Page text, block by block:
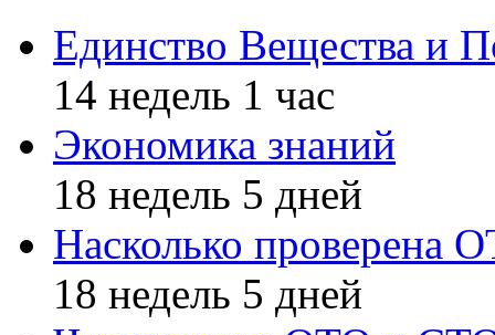
Единство Вещества и
14 недель 1 час
Экономика знаний
18 недель 5 дней
Насколько проверена
18 недель 5 дней